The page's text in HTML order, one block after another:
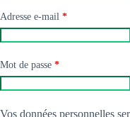
Adresse e-mail *Obligatoire
Mot de passe *Obligatoire
Vos données personnelles